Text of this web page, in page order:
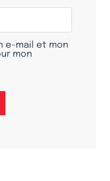
e-mail et mon
mon